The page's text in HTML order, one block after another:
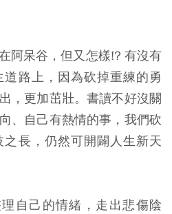
阿呆谷，但又怎樣!? 有沒有
路上，因為砍掉重練的勇
，更加茁壯。書讀不好沒關
、自己有熱情的事，我們砍
長，仍然可開闢人生新天
自己的情緒，走出悲傷陰